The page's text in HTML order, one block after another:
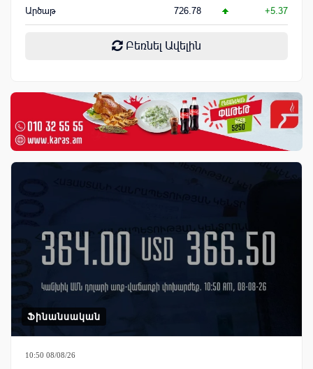
Արծաթ 726.78 +5.37
Բեռնել Ավելին
Ֆինանսական
10:50 08/08/26